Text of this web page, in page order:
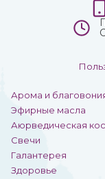
Арома и
Эфирные масла
Аюрведическая
Свечи
Галантерея
Здоровье